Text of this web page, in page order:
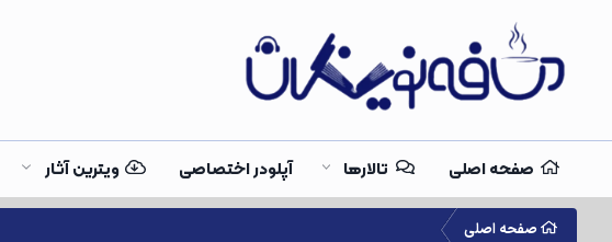
صفحه اصلی تالارها آپلودر اختصاصی ویترین آثار
صفحه اصلی